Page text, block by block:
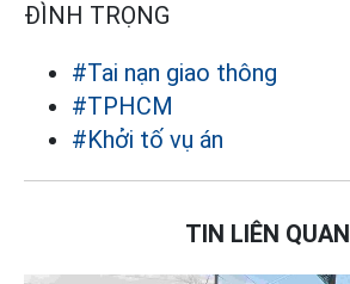
ĐÌNH TRỌNG
#Tai nạn giao thông
#TPHCM
#Khởi tố vụ án
TIN LIÊN QUAN